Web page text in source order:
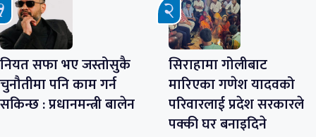
नियत सफा भए जस्तोसुकै
चुनौतीमा पनि काम गर्न
सकिन्छ : प्रधानमन्त्री बालेन
सिराहामा गोलीबाट
मारिएका गणेश यादवको
परिवारलाई प्रदेश सरकारले
पक्की घर बनाइदिने